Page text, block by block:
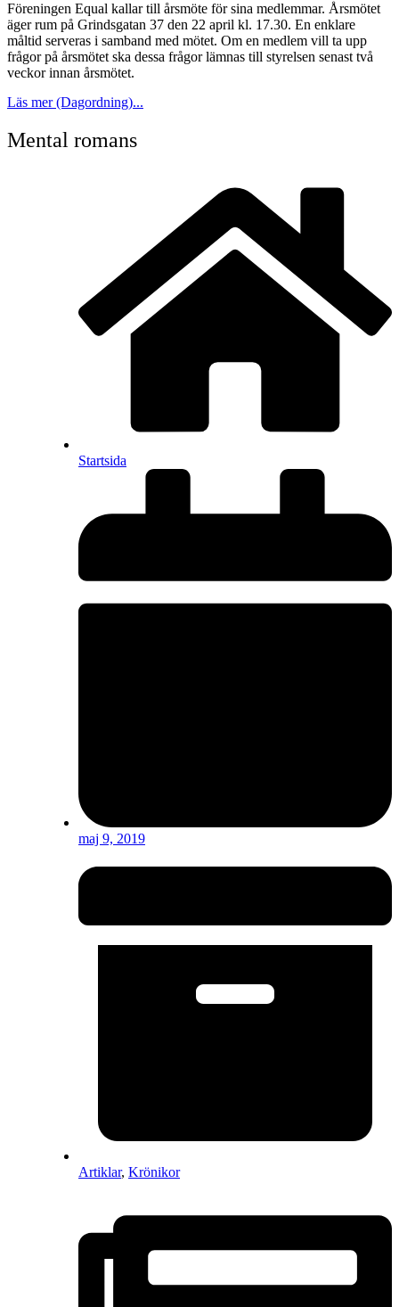
Föreningen Equal kallar till årsmöte för sina medlemmar. Årsmötet
äger rum på Grindsgatan 37 den 22 april kl. 17.30. En enklare
måltid serveras i samband med mötet. Om en medlem vill ta upp
frågor på årsmötet ska dessa frågor lämnas till styrelsen senast två
veckor innan årsmötet.
Läs mer (Dagordning)...
Mental romans
Startsida
maj 9, 2019
Artiklar, Krönikor